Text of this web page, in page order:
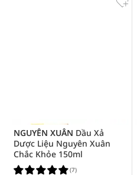
NGUYÊN XUÂN Dầu Xả
Dược Liệu Nguyên Xuân
Chắc Khỏe 150ml
(7)